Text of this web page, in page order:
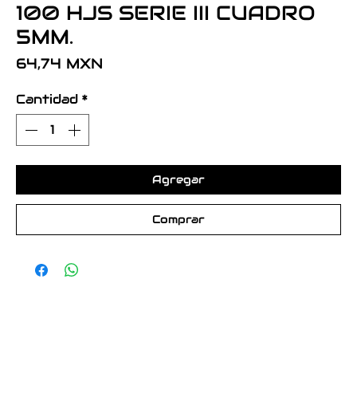
100 HJS SERIE III CUADRO
5MM.
64,74 MXN
Cantidad *
Agregar
Comprar